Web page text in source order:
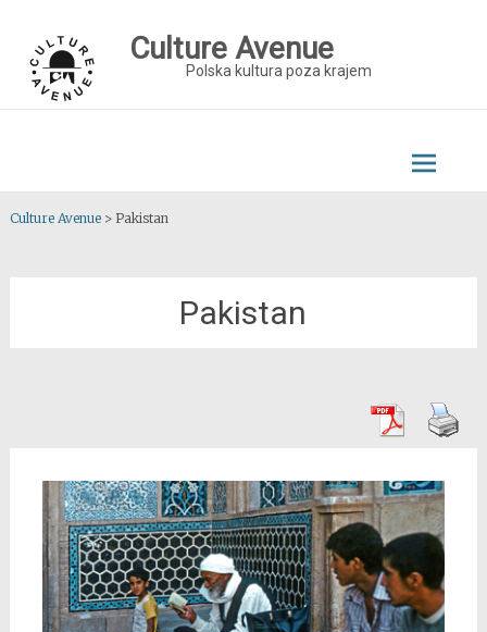
content
Culture Avenue
Polska kultura poza krajem
Culture Avenue> Pakistan
Pakistan